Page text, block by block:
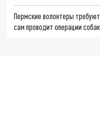
Пермские волонтеры
сам проводит операции